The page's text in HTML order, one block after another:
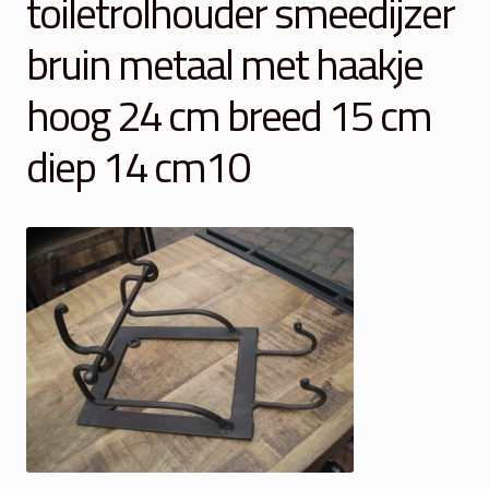
Winkelmand
Over Ons
Veelgestelde vragen
Contact
bruin metaal met haakje
hoog 24 cm breed 15 cm
diep 14 cm10